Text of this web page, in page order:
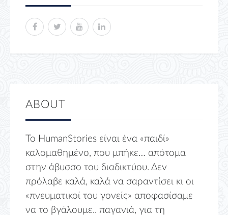
ABOUT
Το HumanStories είναι ένα «παιδί»
καλομαθημένο, που μπήκε… απότομα
στην άβυσσο του διαδικτύου. Δεν
πρόλαβε καλά, καλά να σαραντίσει κι οι
«πνευματικοί του γονείς» αποφασίσαμε
να το βγάλουμε.. παγανιά, για τη